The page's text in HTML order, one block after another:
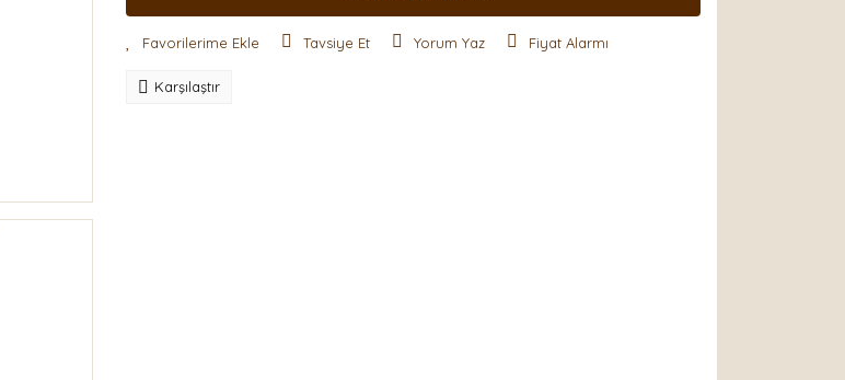
Tavsiye Et Yorum Yaz Fiyat Alarmı
Karşılaştır